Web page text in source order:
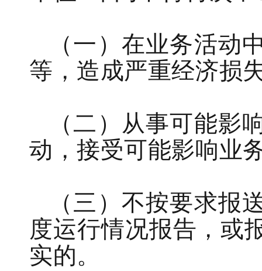
（一）在业务活动
等，造成严重经济损
（二）从事可能影
动，接受可能影响业
（三）不按要求报
度运行情况报告，或
实的。